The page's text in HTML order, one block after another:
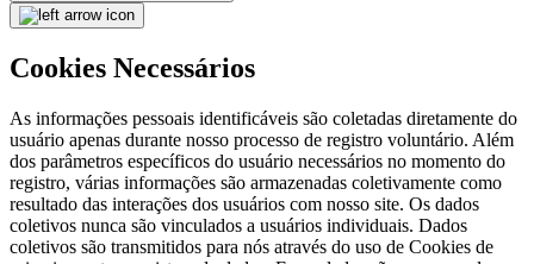
Cookies Necessários
As informações pessoais identificáveis são coletadas diretamente do
usuário apenas durante nosso processo de registro voluntário. Além
dos parâmetros específicos do usuário necessários no momento do
registro, várias informações são armazenadas coletivamente como
resultado das interações dos usuários com nosso site. Os dados
coletivos nunca são vinculados a usuários individuais. Dados
coletivos são transmitidos para nós através do uso de Cookies de